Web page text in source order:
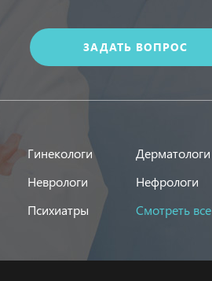
ЗАДАТЬ ВОПРОС
Гинекологи
Дерматологи
Неврологи
Нефрологи
Психиатры Смотреть все